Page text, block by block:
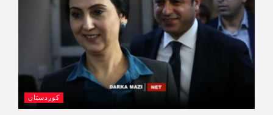
کوردستان